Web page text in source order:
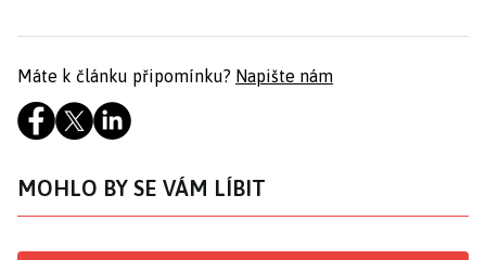
Máte k článku připomínku? Napište nám
MOHLO BY SE VÁM LÍBIT